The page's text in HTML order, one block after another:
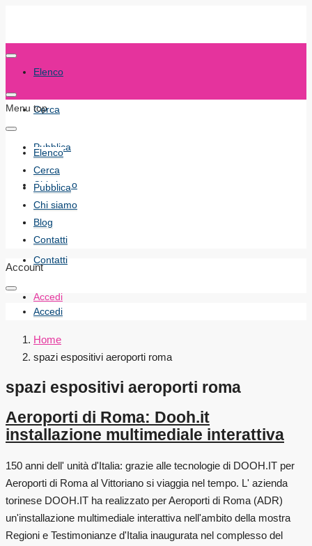
Elenco
Cerca
Pubblica
Chi siamo
Blog
Contatti
Accedi
Menu top
Elenco
Cerca
Pubblica
Chi siamo
Blog
Contatti
Account
Accedi
Home
spazi espositivi aeroporti roma
spazi espositivi aeroporti roma
Aeroporti di Roma: Dooh.it
installazione multimediale interattiva
150 anni dell' unità d'Italia: grazie alle tecnologie di DOOH.IT per
Aeroporti di Roma al Vittoriano si viaggia nel tempo. L' azienda
torinese DOOH.IT ha realizzato per Aeroporti di Roma (ADR)
un'installazione multimediale interattiva nell'ambito della mostra
Regioni e Testimonianze d'Italia inaugurata nel complesso del